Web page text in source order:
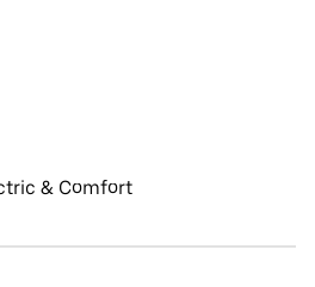
& Comfort